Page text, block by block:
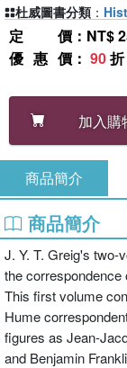
定價 ：NT$
優惠價 ： 90折
加入購
杜威圖書分類 ：
商品簡介
商品簡介
J. Y. T. Greig's two-
the correspondence
This first volume
Hume
figures as Jean-
and Benjamin